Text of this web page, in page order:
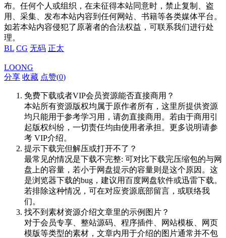
布。任何个人或组织，在未征得本站同意时，禁止复制、盗
用、采集、发布本站内容到任何网站、书籍等各类媒体平台。
如若本站内容侵犯了原著者的合法权益，可联系我们进行处
理。
BL CG 无码 正太
LOONG
分享 收藏 点赞(0)
免费下载或者VIP会员资源能否直接商用？
本站所有资源版权均属于原作者所有，这里所提供资源
均只能用于参考学习用，请勿直接商用。若由于商用引
起版权纠纷，一切责任均由使用者承担。更多说明请参
考 VIP介绍。
提示下载完但解压或打开不了？
最常见的情况是下载不完整: 可对比下载完压缩包的与网
盘上的容量，若小于网盘提示的容量则是这个原因。这
是浏览器下载的bug，建议用百度网盘软件或迅雷下载。
若排除这种情况，可在对应资源底部留言，或联络我
们。
找不到素材资源介绍文章里的示例图片？
对于会员专享、整站源码、程序插件、网站模板、网页
模版等类型的素材，文章内用于介绍的图片通常并不包